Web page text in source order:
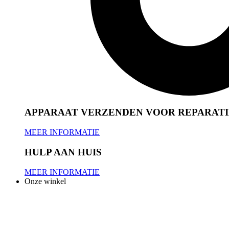
APPARAAT VERZENDEN VOOR
MEER INFORMATIE
HULP AAN HUIS
MEER INFORMATIE
Onze winkel